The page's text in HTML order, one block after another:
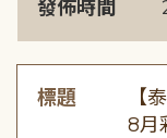
發佈時間
標題
【
8月